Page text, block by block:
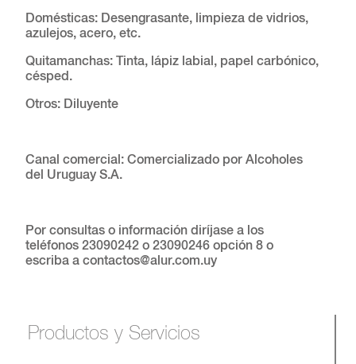
Productos y Servicios
Domésticas: Desengrasante, limpieza de vidrios,
azulejos, acero, etc.
Quitamanchas: Tinta, lápiz labial, papel carbónico,
césped.
Otros: Diluyente
Canal comercial: Comercializado por Alcoholes
del Uruguay S.A.
Por consultas o información diríjase a los
teléfonos 23090242 o 23090246 opción 8 o
escriba a contactos@alur.com.uy